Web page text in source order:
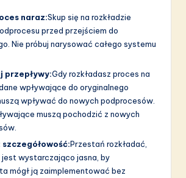
naraz:Skup się na rozkładzie
przed przejściem do
Nie próbuj narysować całego systemu
przepływy:Gdy rozkładasz proces na
wpływające do oryginalnego
wpływać do nowych podprocesów.
muszą pochodzić z nowych
Przestań rozkładać,
jest wystarczająco jasna, by
mógł ją zaimplementować bez